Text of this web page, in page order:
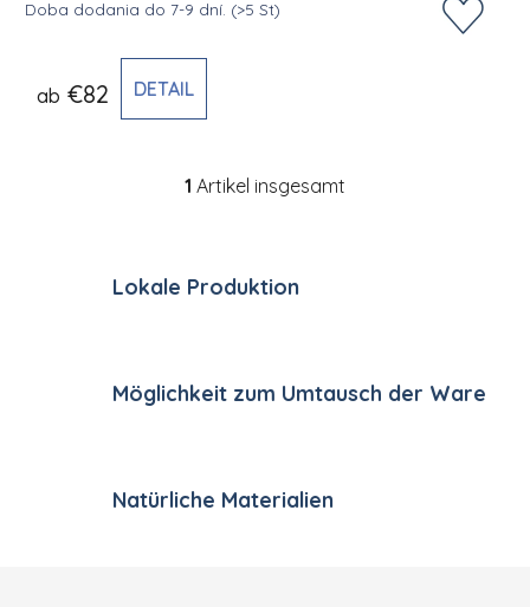
Doba dodania do 7-9 dní. (>5 St)
ab €82 DETAIL
Steuerelemente der
1 Artikel insgesamt
Lokale Produktion
Möglichkeit zum Umtausch der Ware
Natürliche Materialien